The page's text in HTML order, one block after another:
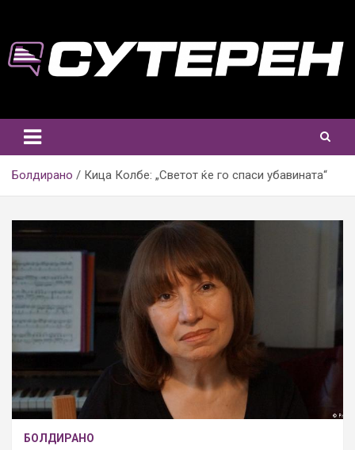
content
Болдирано Кица Колбе: „Светот ќе го спаси убавината“
БОЛДИРАНО